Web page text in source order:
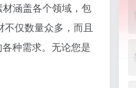
涵盖各个领域，包
不仅数量众多，而且
种需求。无论您是